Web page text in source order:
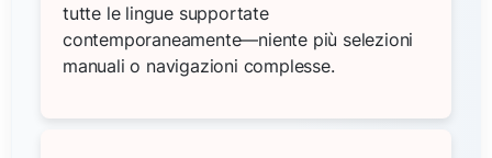
tutte le lingue supportate
contemporaneamente—niente più selezioni
manuali o navigazioni complesse.